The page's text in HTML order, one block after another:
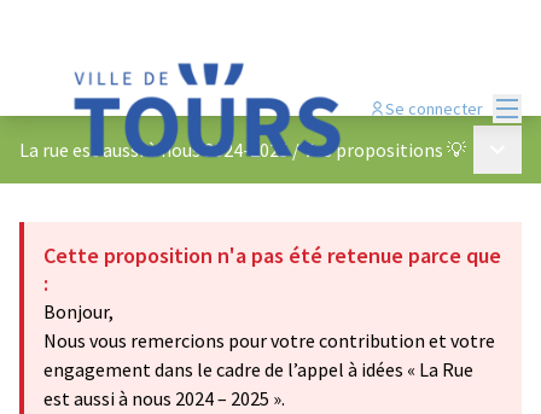
Se connecter
La rue est aussi à nous 2024-2025 /Vos propositions 💡
Cette proposition n'a pas été retenue parce que
:
Bonjour,
Nous vous remercions pour votre contribution et votre
engagement dans le cadre de l’appel à idées « La Rue
est aussi à nous 2024 – 2025 ».